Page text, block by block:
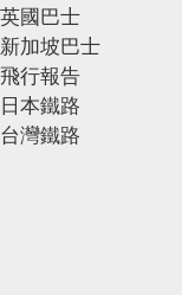
英國巴士
新加坡巴士
飛行報告
日本鐵路
台灣鐵路